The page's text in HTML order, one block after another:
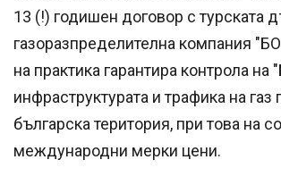
13 (!) годишен договор с турската
газоразпределителна компания
на практика гарантира контрола на
инфраструктурата и трафика на газ
българска територия, при това на
международни мерки цени.